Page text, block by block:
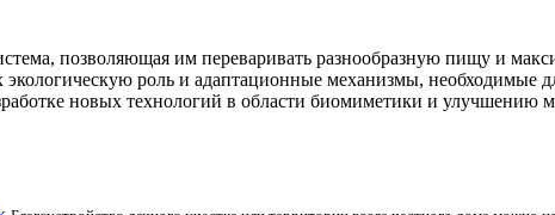
позволяющая им переваривать разнообразную пищу и
роль и адаптационные механизмы, необходимые
новых технологий в области биомиметики и улучшению